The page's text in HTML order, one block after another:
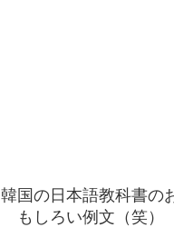
韓国の日本語教科書の
もしろい例文（笑）